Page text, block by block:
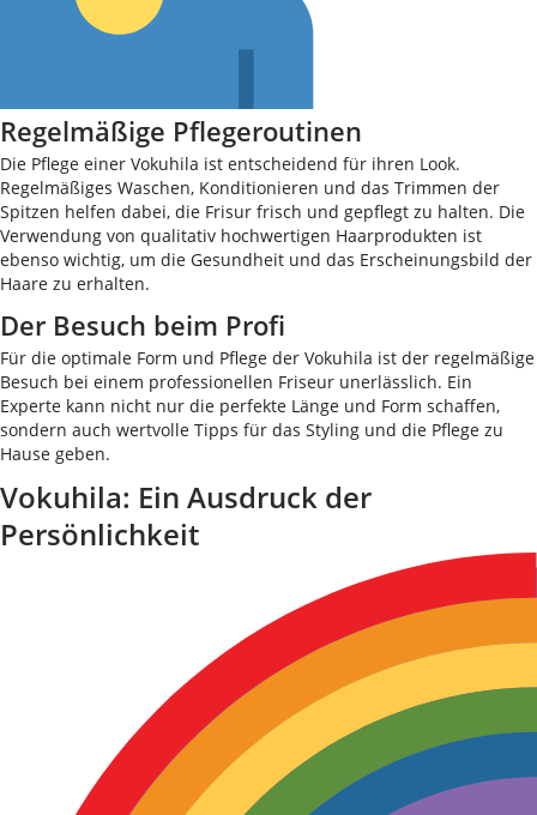
Regelmäßige Pflegeroutinen
Die Pflege einer Vokuhila ist entscheidend für ihren Look.
Regelmäßiges Waschen, Konditionieren und das Trimmen der
Spitzen helfen dabei, die Frisur frisch und gepflegt zu halten. Die
Verwendung von qualitativ hochwertigen Haarprodukten ist
ebenso wichtig, um die Gesundheit und das Erscheinungsbild der
Haare zu erhalten.
Der Besuch beim Profi
Für die optimale Form und Pflege der Vokuhila ist der regelmäßige
Besuch bei einem professionellen Friseur unerlässlich. Ein
Experte kann nicht nur die perfekte Länge und Form schaffen,
sondern auch wertvolle Tipps für das Styling und die Pflege zu
Hause geben.
Vokuhila: Ein Ausdruck der
Persönlichkeit